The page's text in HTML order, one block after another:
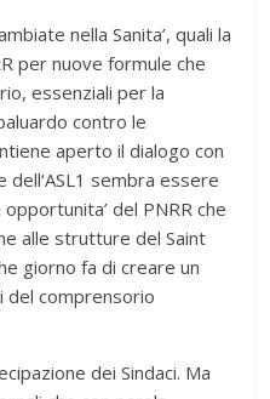
nella Sanita’, quali la
per nuove formule che
essenziali per la
contro le
aperto il dialogo con
sembra essere
del PNRR che
alle strutture del Saint
giorno fa di creare un
del comprensorio
dei Sindaci. Ma